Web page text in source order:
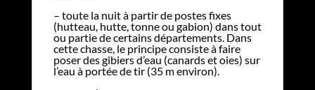
– toute la nuit à partir de postes fixes
(hutteau, hutte, tonne ou gabion) dans tout
ou partie de certains départements. Dans
cette chasse, le principe consiste à faire
poser des gibiers d’eau (canards et oies) sur
l’eau à portée de tir (35 m environ).